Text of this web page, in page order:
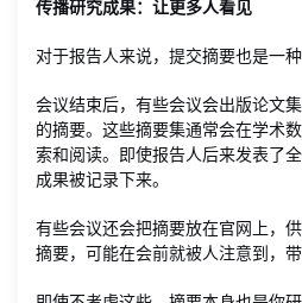
传播研究成果：让更多人看见
对于报告人来说，提交摘要也是一种
会议结束后，有些会议会出版论文
的摘要。这些摘要集通常会在学术
索和阅读。即使报告人后来发表了
成果被记录下来。
有些会议还会把摘要放在官网上，
摘要，可能在会前就被人注意到，